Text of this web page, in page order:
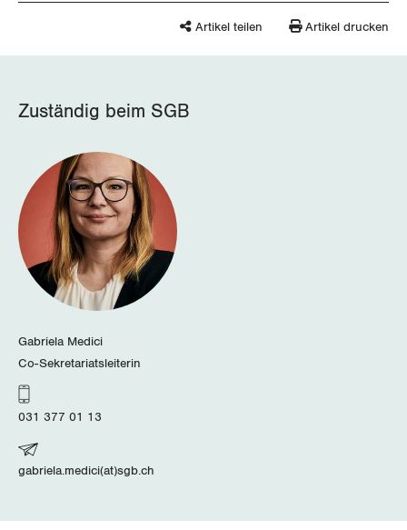
Artikel teilen Artikel drucken
Zuständig beim SGB
Gabriela Medici
Co-Sekretariatsleiterin
031 377 01 13
gabriela.medici(at)sgb.ch